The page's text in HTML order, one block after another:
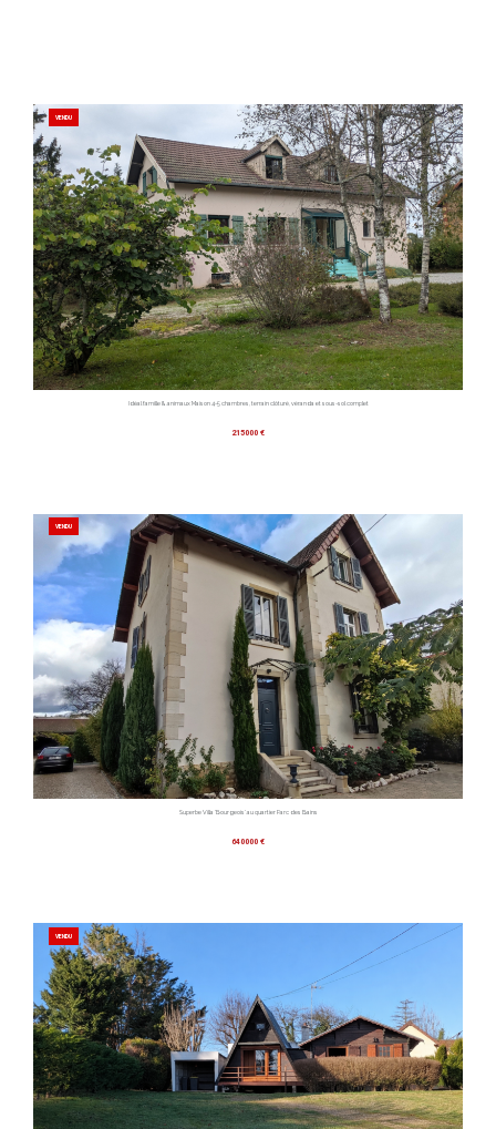
VENDU
Idéal famille & animaux Maison 4-5 chambres, terrain clôturé, véranda et sous-sol complet
215000 €
VENDU
Superbe Villa 'Bourgeois' au quartier Parc des Bains
640000 €
VENDU